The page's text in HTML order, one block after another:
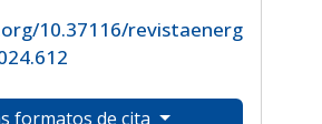
10.37116/revistaenerg
formatos de cita